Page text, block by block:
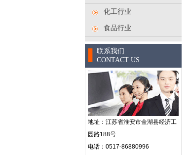
化工行业
食品行业
联系我们
CONTACT US
地址： 江苏省淮安市金湖县经济工
园路188号
电话：0517-86880996